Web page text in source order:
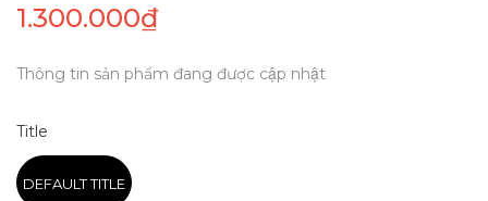
1.300.000₫
Thông tin sản phẩm đang được cập nhật
Title
DEFAULT TITLE